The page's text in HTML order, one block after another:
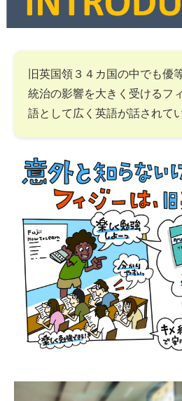
旧英国領３４カ国の中でも優
統治の影響を大きく受けるフ
語として広く英語が話されて